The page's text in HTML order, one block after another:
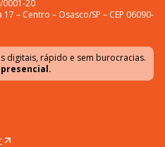
0001-20
– Centro – Osasco/SP – CEP 06090-
digitais, rápido e sem burocracias.